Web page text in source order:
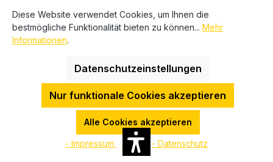
Ich stimme zu, dass meine personenbezogenen Daten
genutzt werden, um werbliche E-Mails zu erhalten, und
weiß, dass ich dies jederzeit via email an
Diese Website verwendet Cookies, um Ihnen die
bestmögliche Funktionalität bieten zu können... Mehr
Informationen.
Datenschutzeinstellungen
Nur funktionale Cookies akzeptieren
Alle Cookies akzeptieren
- Impressum - AGB - Datenschutz